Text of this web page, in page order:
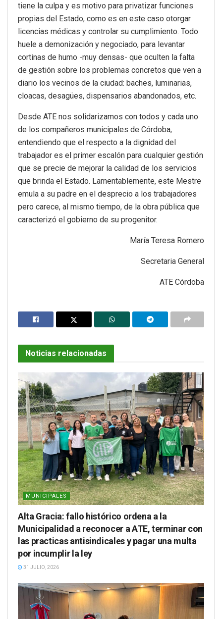
tiene la culpa y es motivo para privatizar funciones
propias del Estado, como es en este caso otorgar
licencias médicas y controlar su cumplimiento. Todo
huele a demonización y negociado, para levantar
cortinas de humo -muy densas- que oculten la falta
de gestión sobre los problemas concretos que ven a
diario los vecinos de la ciudad: baches, luminarias,
cloacas, desagües, dispensarios abandonados, etc.
Desde ATE nos solidarizamos con todos y cada uno
de los compañeros municipales de Córdoba,
entendiendo que el respecto a la dignidad del
trabajador es el primer escalón para cualquier gestión
que se precie de mejorar la calidad de los servicios
que brinda el Estado. Lamentablemente, este Mestre
emula a su padre en el desprecio a los trabajadores
pero carece, al mismo tiempo, de la obra pública que
caracterizó el gobierno de su progenitor.
María Teresa Romero
Secretaria General
ATE Córdoba
Noticias relacionadas
MUNICIPALES
Alta Gracia: fallo histórico ordena a la
Municipalidad a reconocer a ATE, terminar con
las practicas antisindicales y pagar una multa
por incumplir la ley
31 JULIO, 2026